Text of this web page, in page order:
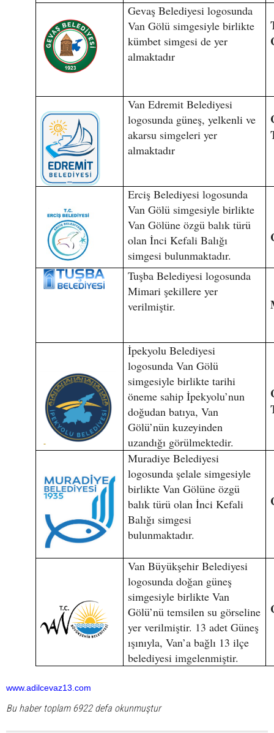
Gevaş Belediyesi logosunda
Van Gölü simgesiyle birlikte
kümbet simgesi de yer
almaktadır
Van Edremit Belediyesi
logosunda güneş, yelkenli ve
akarsu simgeleri yer
almaktadır
Erciş Belediyesi logosunda
Van Gölü simgesiyle birlikte
Van Gölüne özgü balık türü
olan İnci Kefali Balığı
simgesi bulunmaktadır.
Tuşba Belediyesi logosunda
Mimari şekillere yer
verilmiştir.
İpekyolu Belediyesi
logosunda Van Gölü
simgesiyle birlikte tarihi
öneme sahip İpekyolu’nun
doğudan batıya, Van
Gölü’nün kuzeyinden
uzandığı görülmektedir.
Muradiye Belediyesi
logosunda şelale simgesiyle
birlikte Van Gölüne özgü
balık türü olan İnci Kefali
Balığı simgesi
bulunmaktadır.
Van Büyükşehir Belediyesi
logosunda doğan güneş
simgesiyle birlikte Van
Gölü’nü temsilen su görseline
yer verilmiştir. 13 adet Güneş
ışınıyla, Van’a bağlı 13 ilçe
belediyesi imgelenmiştir.
www.adilcevaz13.com
Bu haber toplam 6922 defa okunmuştur